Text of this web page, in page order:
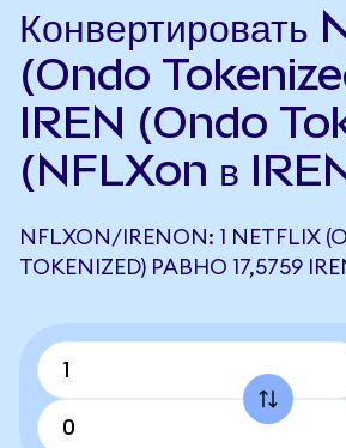
(Ondo
IREN (Ondo
(NFLXon в
NFLXON/IRENON: 1 NETFLIX
TOKENIZED) РАВНО 17,5759